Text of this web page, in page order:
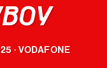
· VODAFONE